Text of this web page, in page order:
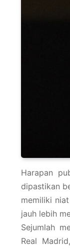
Harapan
dipastikan
memiliki
jauh lebih
Sejumlah
Real